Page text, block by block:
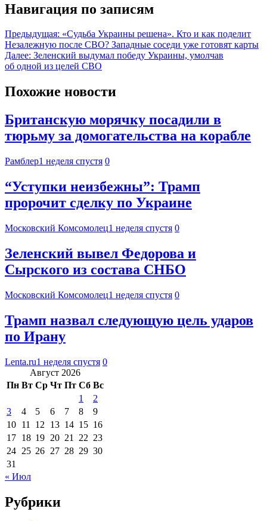
Навигация по записям
Предыдущая: «Судьба Украины решена». Кто и как поделит
Незалежную после СВО? Западные соседи уже готовят карты
Далее: Зеленский выдумал победу Украины, умолчав
об одной из целей СВО
Похожие новости
Британскую морячку посадили в
тюрьму за домогательства на корабле
Рамблер1 неделя спустя 0
“Уступки неизбежны”: Трамп
пророчит сделку по Украине
Московский Комсомолец1 неделя спустя 0
Зеленский вывел Федорова и
Сырского из состава СНБО
Московский Комсомолец1 неделя спустя 0
Трамп назвал следующую цель ударов
по Ирану
Lenta.ru1 неделя спустя 0
Август 2026
Пн Вт Ср Чт Пт Сб Вс
1
2
3
4 5 6 7 8
9
10 11 12 13 14 15 16
17 18 19 20 21 22 23
24 25 26 27 28 29 30
31
« Июл
Рубрики